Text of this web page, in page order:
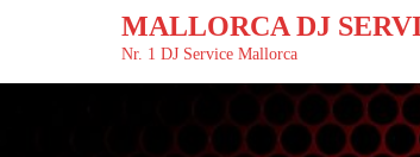
MALLORCA DJ
Nr. 1 DJ Service Mallorca